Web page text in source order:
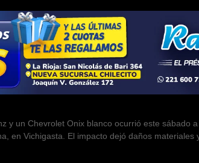
y un Chevrolet Onix blanco ocurrió este sábado
en Vichigasta. El impacto dejó daños